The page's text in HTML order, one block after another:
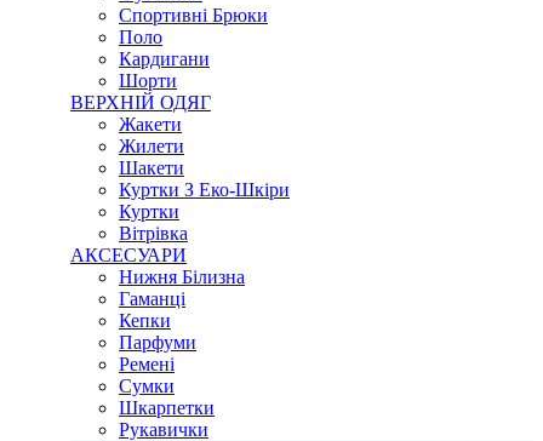
Спортивні Брюки
Поло
Кардигани
Шорти
ВЕРХНІЙ ОДЯГ
Жакети
Жилети
Шакети
Куртки З Еко-Шкіри
Куртки
Вітрівка
АКСЕСУАРИ
Нижня Білизна
Гаманці
Кепки
Парфуми
Ремені
Сумки
Шкарпетки
Рукавички